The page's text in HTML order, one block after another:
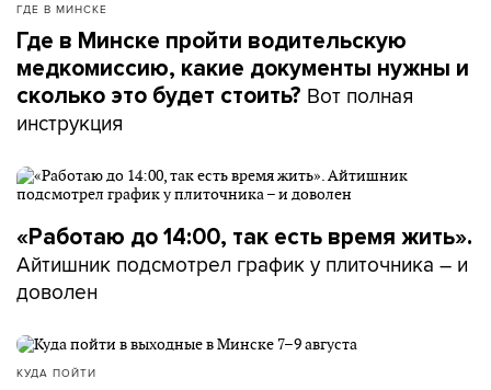
ГДЕ В МИНСКЕ
Где в Минске пройти водительскую
медкомиссию, какие документы нужны и
сколько это будет стоить? Вот полная
инструкция
«Работаю до 14:00, так есть время жить».
Айтишник подсмотрел график у плиточника – и
доволен
КУДА ПОЙТИ